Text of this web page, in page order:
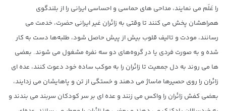
را عَلَم می نمایند، مداحی های حماسی و احساسی ایرانی را از بلندگوی
همراهشان پخش می کنند تا وقتی به زائران غیر ایرانی حضرت، خدمت می
رسانند، مودت و تالیف قلوب بیش از پیش حاصل شود، طلبه‌ها دست به کار
شده و به صورت فردی یا در گروه‌های دو سه نفره مشغول می شوند. بعضی
ها می روند به دل جمعیت تا زائران را به موکب ساده خود دعوت کنند، عده ای
زائران را روی حصیرها ماساژ می دهند و خستگی از تن و پاهایشان می زدایند،
بعضی کفش زائران را واکس می زنند و عده ای بر سر کودکان سربند می بندند و